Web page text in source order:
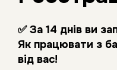
✅ За 14 днів ви
Як працювати з
від вас!